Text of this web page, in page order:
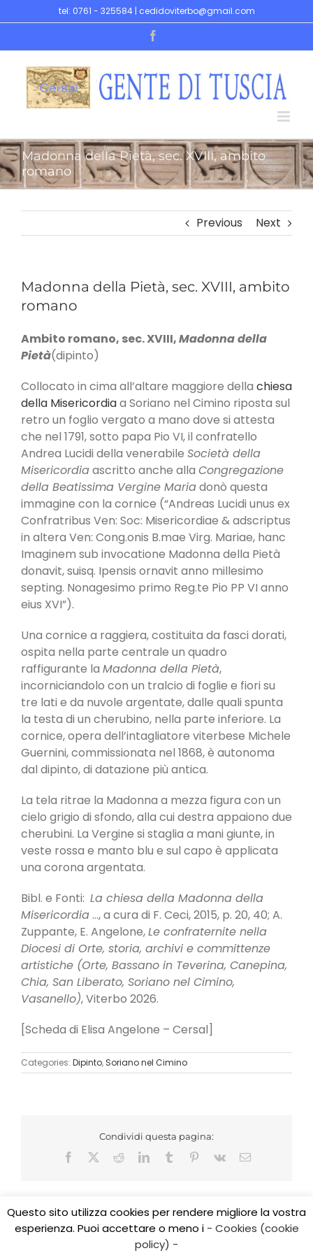
to
tel: 0761 - 325584 | cedidoviterbo@gmail.com
Madonna della Pietà, sec. XVIII, ambito
romano
Previous Next
Madonna della Pietà, sec. XVIII, ambito
romano
Ambito romano, sec. XVIII,Madonna della
Pietà(dipinto)
Collocato in cima all’altare maggiore della chiesa
della Misericordiaa Soriano nel Cimino riposta sul
retro un foglio vergato a mano dove si attesta
che nel 1791, sotto papa Pio VI, il confratello
Andrea Lucidi della venerabile Società della
Misericordiaascritto anche alla Congregazione
della Beatissima Vergine Mariadonò questa
immagine con la cornice (“Andreas Lucidi unus ex
Confratribus Ven: Soc: Misericordiae & adscriptus
in altera Ven: Cong.onis B.mae Virg. Mariae, hanc
Imaginem sub invocatione Madonna della Pietà
donavit, suisq. Ipensis ornavit anno millesimo
septing. Nonagesimo primo Reg.te Pio PP VI anno
eius XVI”).
Una cornice a raggiera, costituita da fasci dorati,
ospita nella parte centrale un quadro
raffigurante la Madonna della Pietà,
incorniciandolo con un tralcio di foglie e fiori su
tre lati e da nuvole argentate, dalle quali spunta
la testa di un cherubino, nella parte inferiore. La
cornice, opera dell’intagliatore viterbese Michele
Guernini, commissionata nel 1868, è autonoma
dal dipinto, di datazione più antica.
La tela ritrae la Madonna a mezza figura con un
cielo grigio di sfondo, alla cui destra appaiono due
cherubini. La Vergine si staglia a mani giunte, in
veste rossa e manto blu e sul capo è applicata
una corona argentata.
Bibl. e Fonti: La chiesa della Madonna della
Misericordia …, a cura di F. Ceci, 2015, p. 20, 40; A.
Zuppante, E. Angelone,Le confraternite nella
Diocesi di Orte, storia, archivi e committenze
artistiche (Orte, Bassano in Teverina, Canepina,
Chia, San Liberato, Soriano nel Cimino,
Vasanello), Viterbo 2026.
[Scheda di Elisa Angelone – Cersal]
Categories: Dipinto, Soriano nel Cimino
Condividi questa pagina:
Facebook
RedditLinkedInTumblr Pinterest
Vk Email
Copyright 2017 CEDIDO v.2.3 | All Rights Reserved | Tel.
0761/325584
Questo sito utilizza cookies per rendere migliore la vostra
esperienza. Puoi accettare o meno i - Cookies (cookie
policy) -